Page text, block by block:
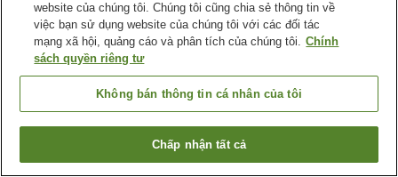
Tiện nghi chỗ nghỉ
Wi-Fi
Nhà hàng
Hoàn toàn không hút thuốc
Trang chủ Nhật Bản Tỉnh Fukuoka
Thành phố Fukuoka
Hotel Hakata Nakasu Inn
Tìm phòng trống
website của chúng tôi. Chúng tôi cũng chia sẻ thông tin về
việc bạn sử dụng website của chúng tôi với các đối tác
mạng xã hội, quảng cáo và phân tích của chúng tôi. Chính
sách quyền riêng tư
Không bán thông tin cá nhân của tôi
Chấp nhận tất cả